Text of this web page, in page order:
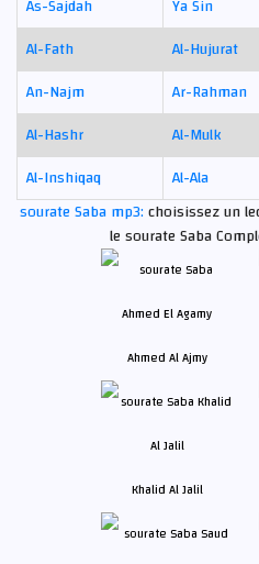
As-Sajdah
Ya Sin
Al-Fath
Al-Hujurat
An-Najm
Ar-Rahman
Al-Hashr
Al-Mulk
Al-Inshiqaq
Al-Ala
sourate Saba mp3:choisissez un
le sourate Saba
Ahmed Al Ajmy
Khalid Al Jalil